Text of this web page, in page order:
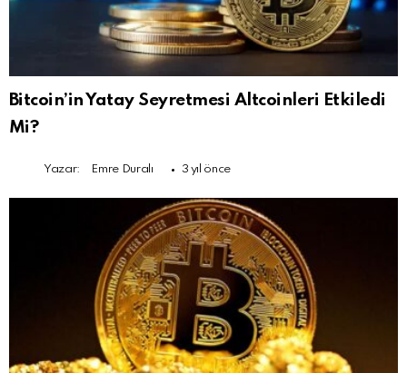
Bitcoin’in Yatay Seyretmesi Altcoinleri Etkiledi
Mi?
Yazar: Emre Duralı 3 yıl önce